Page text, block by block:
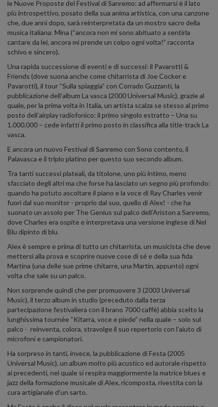
le Nuove Proposte del Festival di Sanremo: ad affermarsi è il lato
più introspettivo, posato della sua anima artistica, con una canzone
che, due anni dopo, sarà reinterpretata da un mostro sacro della
musica italiana: Mina (“ancora non mi sono abituato a sentirla
cantare da lei, ancora mi prende un colpo ogni volta!” racconta
schivo e sincero).
Una rapida successione di eventi e di successi: il Pavarotti &
Friends (dove suona anche come chitarrista di Joe Cocker e
Pavarotti), il tour “Sulla spiaggia” con Corrado Guzzanti, la
pubblicazione dell’album La vasca (2000 Universal Music), grazie al
quale, per la prima volta in Italia, un artista scalza se stesso al primo
posto dell’airplay radiofonico: il primo singolo estratto – Una su
1.000.000 – cede infatti il primo posto in classifica alla title-track La
vasca.
E ancora un nuovo Festival di Sanremo con Sono contento, il
Palavasca e il triplo platino per questo suo secondo album.
Tra tanti successi plateali, da titolone, uno più intimo, meno
sfacciato degli altri ma che forse ha lasciato un segno più profondo:
quando ha potuto ascoltare il piano e la voce di Ray Charles venir
fuori dal suo monitor - proprio dal suo, quello di Alex! - che ha
suonato un assolo per The Genius sul palco dell’Ariston a Sanremo,
dove Charles era ospite e interpretava una versione inglese di Nel
Blu dipinto di blu.
Alex è sempre e prima di tutto un chitarrista, un musicista che deve
mettersi alla prova e scoprire nuove cose di sé e della sua fida
Martina (una delle sue prime chitarre, una Martin, appunto) ogni
volta che sale su un palco.
Non sorprende quindi che per promuovere 3 (2003 Universal
Music), il terzo album in studio (preceduto dalla terza
partecipazione festivaliera con il brano 7000 caffè) abbia scelto la
lunghissima tournèe “Kitarra, voce e piede” nella quale – solo sul
palco - reinventa, colora, stravolge il suo repertorio con l’aiuto di
microfoni e campionatori.
Ha sorpreso in tanti, invece, la pubblicazione di Festa (2005
Universal Music), un album molto più acustico ed autorale rispetto
ai precedenti, nel quale si respira maggiormente la matrice blues e
jazz della formazione musicale di Alex, ricomposta, rivestita con la
cura artigianale d’un sarto.